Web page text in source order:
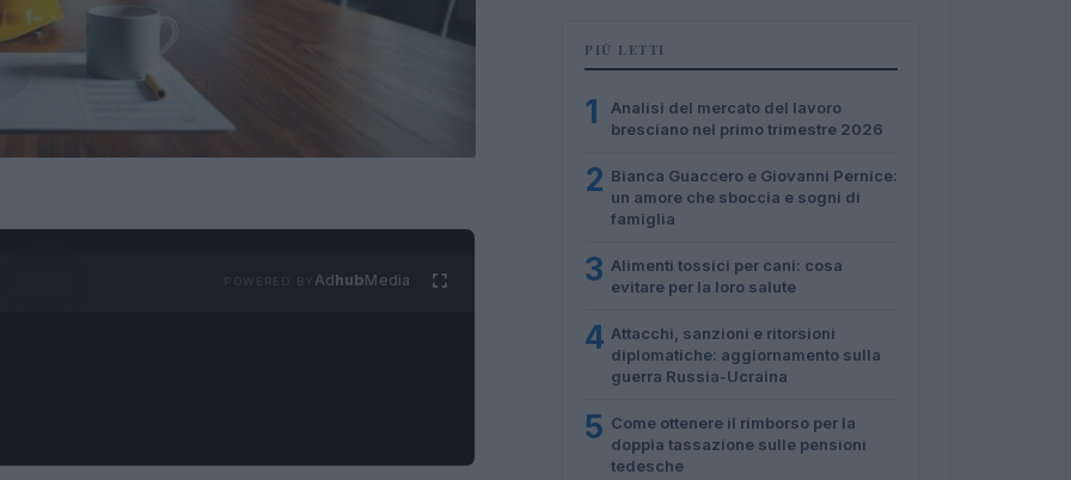
AdhubMedia
PIÙ LETTI
1
Analisi del mercato del lavoro
bresciano nel primo trimestre 2026
2 Bianca Guaccero e Giovanni Pernice:
un amore che sboccia e sogni di
famiglia
3 Alimenti tossici per cani: cosa
evitare per la loro salute
4 Attacchi, sanzioni e ritorsioni
diplomatiche: aggiornamento sulla
guerra Russia-Ucraina
5 Come ottenere il rimborso per la
doppia tassazione sulle pensioni
tedesche